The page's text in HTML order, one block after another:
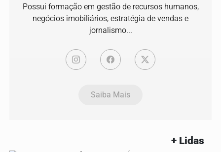
Possui formação em gestão de recursos humanos,
negócios imobiliários, estratégia de vendas e
jornalismo...
Saiba Mais
+ Lidas